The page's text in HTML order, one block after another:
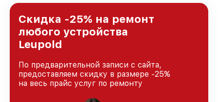
Скидка -25% на ремонт
любого устройства
Leupold
По предварительной записи с сайта,
предоставляем скидку в размере -25%
на весь прайс услуг по ремонту